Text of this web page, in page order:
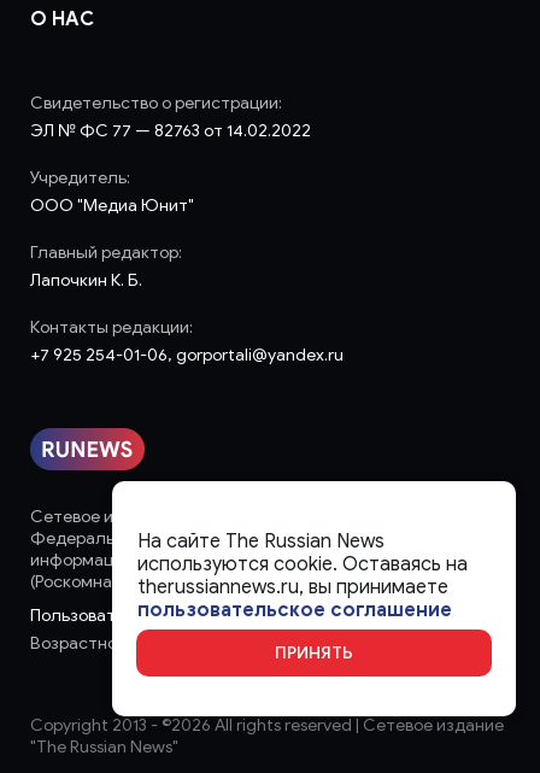
О НАС
Сетевое издание «runews» (18+) зарегистрировано в
Федеральной службе по надзору в сфере связи,
информационных технологий и массовых коммуникаций
(Роскомнадзор)
Пользовательское соглашение
Возрастное ограничение:
Свидетельство о регистрации:
ЭЛ № ФС 77 — 82763 от 14.02.2022
Учредитель:
ООО "Медиа Юнит"
Главный редактор:
Лапочкин К. Б.
Контакты редакции:
+7 925 254-01-06, gorportali@yandex.ru
Copyright 2013 - ©2026 All rights reserved | Сетевое издание
"The Russian News"
На сайте The Russian News
используются cookie. Оставаясь на
therussiannews.ru, вы принимаете
пользовательское соглашение
ПРИНЯТЬ